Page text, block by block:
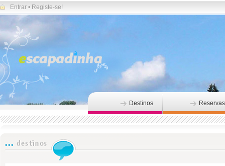
Entrar • Registe-se!
Destinos Reservas